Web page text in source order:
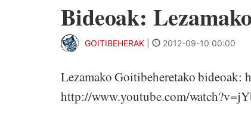
Bideoak:
GOITIBEHERAK 2012-09-10 00:00
Lezamako Goitibeheretako
http://www.youtube.com/